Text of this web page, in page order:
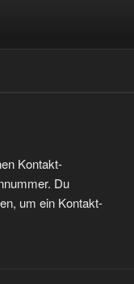
Kontakt-
Du
um ein Kontakt-